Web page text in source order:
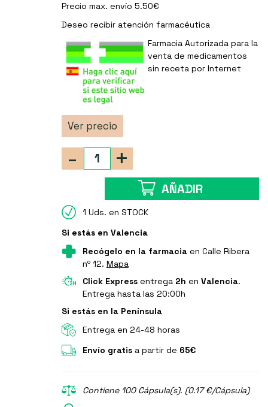
Precio max. envío 5.50€
Deseo recibir atención farmacéutica
Farmacia Autorizada para la
venta de medicamentos
sin receta por Internet
Ver precio
+
-
AÑADIR
1 Uds. en STOCK
Si estás en Valencia
Recógelo en la farmaciaen Calle Ribera
nº 12. Mapa
Click Expressentrega 2h en Valencia.
Entrega hasta las 20:00h
Si estás en la Península
Entrega en 24-48 horas
Envío gratisa partir de 65€
Contiene 100 Cápsula(s). (0.17 €/Cápsula)